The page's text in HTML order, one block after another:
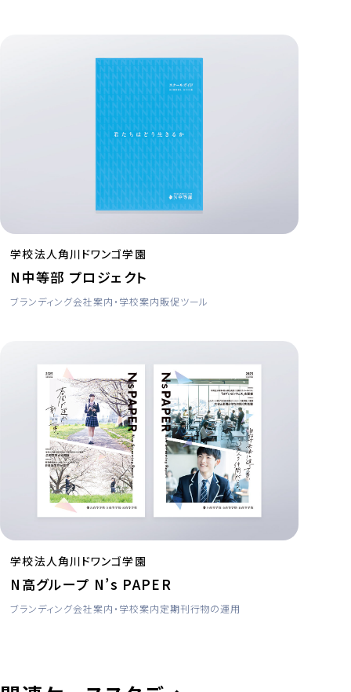
学校法人角川ドワンゴ学園
N中等部 プロジェクト
ブランディング会社案内・学校案内販促ツール
学校法人角川ドワンゴ学園
N高グループ N’s PAPER
ブランディング会社案内・学校案内定期刊行物の運用